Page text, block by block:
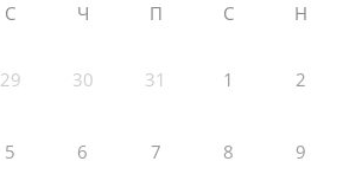
С Ч П С Н
29 30 31 1 2
5 6 7 8 9